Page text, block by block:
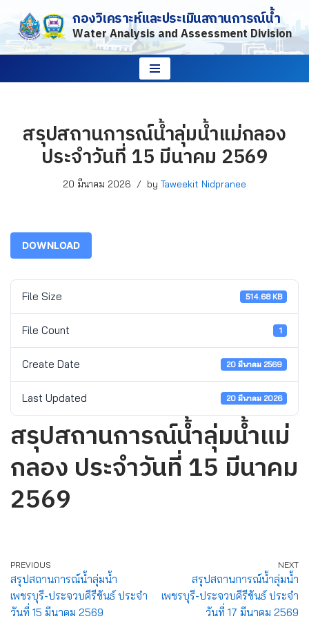
Skip
to
กองวิเคราะห์และประเมินสถานการณ์น้ำ
Water Analysis and Assessment Division
สรุปสถานการณ์น้ำลุ่มน้ำแม่กลอง
ประจำวันที่ 15 มีนาคม 2569
20 มีนาคม 2026 by Taweekit Nidpranee
DOWNLOAD
File Size 514.68 KB
File Count 1
Create Date 20 มีนาคม 2569
Last Updated 20 มีนาคม 2026
สรุปสถานการณ์น้ำลุ่มน้ำแม่
กลอง ประจำวันที่ 15 มีนาคม
2569
PREVIOUS
สรุปสถานการณ์น้ำลุ่มน้ำ
เพชรบุรี-ประจวบคีรีขันธ์ ประจำ
วันที่ 15 มีนาคม 2569
NEXT
สรุปสถานการณ์น้ำลุ่มน้ำ
เพชรบุรี-ประจวบคีรีขันธ์ ประจำ
วันที่ 17 มีนาคม 2569